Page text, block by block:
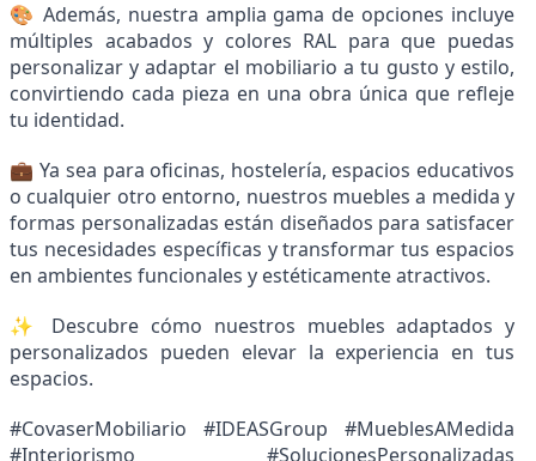
🎨 Además, nuestra amplia gama de opciones incluye
múltiples acabados y colores RAL para que puedas
personalizar y adaptar el mobiliario a tu gusto y estilo,
convirtiendo cada pieza en una obra única que refleje
tu identidad.
💼 Ya sea para oficinas, hostelería, espacios educativos
o cualquier otro entorno, nuestros muebles a medida y
formas personalizadas están diseñados para satisfacer
tus necesidades específicas y transformar tus espacios
en ambientes funcionales y estéticamente atractivos.
✨ Descubre cómo nuestros muebles adaptados y
personalizados pueden elevar la experiencia en tus
espacios.
#CovaserMobiliario #IDEASGroup #MueblesAMedida
#Interiorismo #SolucionesPersonalizadas